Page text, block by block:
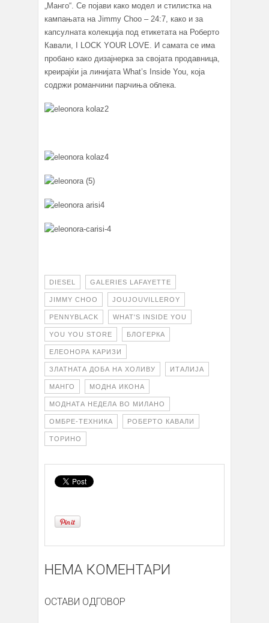
„Манго“. Се појави како модел и стилистка на
кампањата на Jimmy Choo – 24:7, како и за
капсулната колекција под етикетата на Роберто
Кавали, I LOCK YOUR LOVE. И самата се има
пробано како дизајнерка за својата продавница,
креирајќи ја линијата What’s Inside You, која
содржи романчини парчиња облека.
DIESEL GALERIES LAFAYETTE
JIMMY CHOO JOUJOUVILLEROY
PENNYBLACK WHAT'S INSIDE YOU
YOU YOU STORE БЛОГЕРКА
ЕЛЕОНОРА КАРИЗИ
ЗЛАТНАТА ДОБА НА ХОЛИВУ ИТАЛИЈА
МАНГО МОДНА ИКОНА
МОДНАТА НЕДЕЛА ВО МИЛАНО
ОМБРЕ-ТЕХНИКА РОБЕРТО КАВАЛИ
ТОРИНО
НЕМА КОМЕНТАРИ
ОСТАВИ ОДГОВОР